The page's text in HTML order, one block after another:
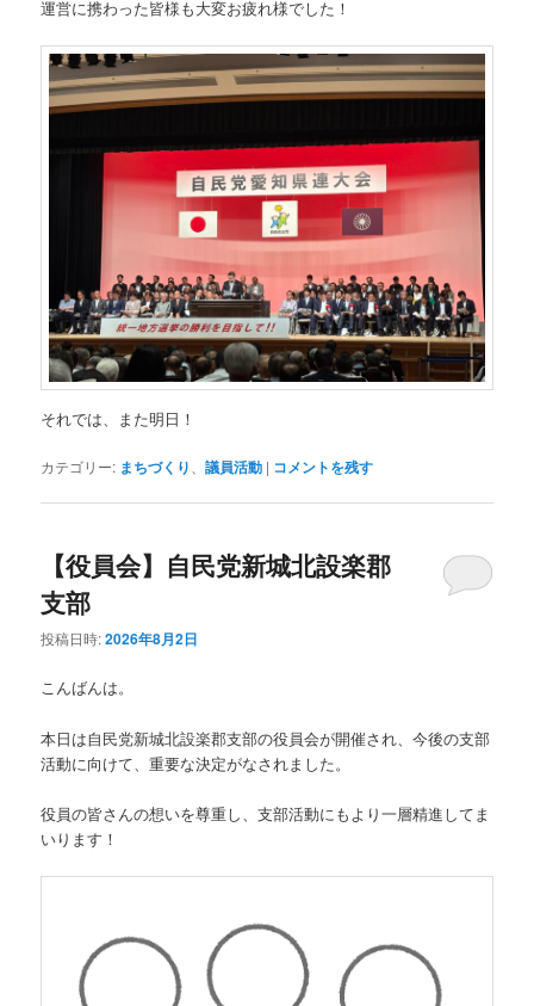
運営に携わった皆様も大変お疲れ様でした！
それでは、また明日！
カテゴリー: まちづくり 、議員活動 | コメントを残す
【役員会】自民党新城北設楽郡
支部
投稿日時:2026年8月2日
こんばんは。
本日は自民党新城北設楽郡支部の役員会が開催され、今後の支部
活動に向けて、重要な決定がなされました。
役員の皆さんの想いを尊重し、支部活動にもより一層精進してま
いります！